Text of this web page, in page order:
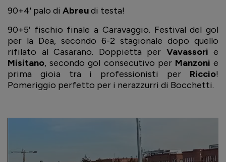
90+4' palo di Abreudi testa!
90+5' fischio finale a Caravaggio. Festival del gol
per la Dea, secondo 6-2 stagionale dopo quello
rifilato al Casarano. Doppietta per Vavassori e
Misitano, secondo gol consecutivo per Manzoni e
prima gioia tra i professionisti per Riccio!
Pomeriggio perfetto per i nerazzurri di Bocchetti.